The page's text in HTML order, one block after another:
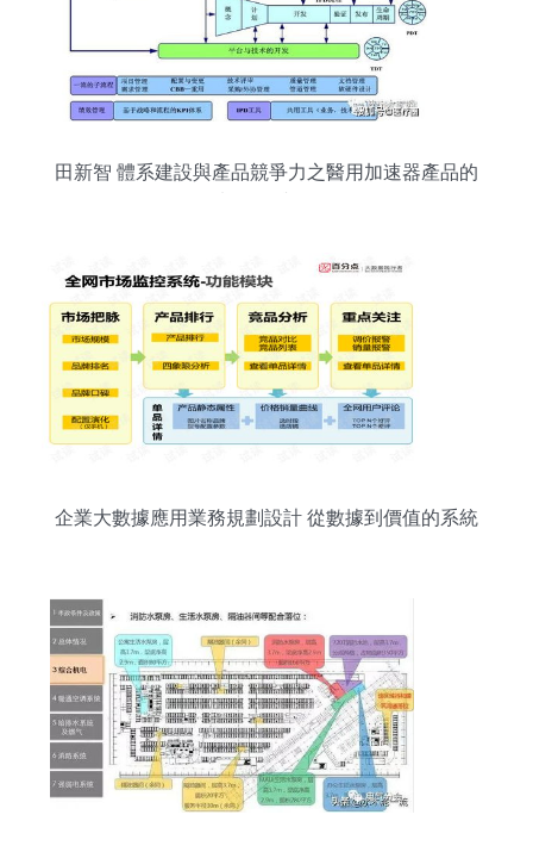
田新智 體系建設與產品競爭力之醫用加速器產品的
企業大數據應用業務規劃設計 從數據到價值的系統